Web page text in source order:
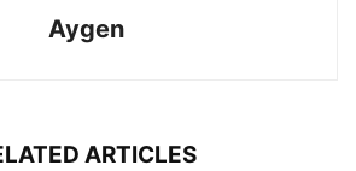
Aygen
ARTICLES